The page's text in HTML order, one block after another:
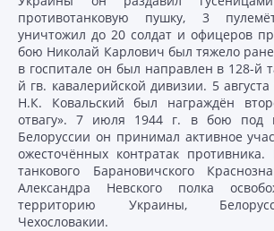
противотанковую пушку, 3
уничтожил до 20 солдат и офицеров
бою Николай Карлович был тяжело
в госпитале он был направлен в 128-й
й гв. кавалерийской дивизии. 5
Н.К. Ковальский был награждён
отвагу». 7 июля 1944 г. в бою под
Белоруссии он принимал активное
ожесточённых контратак противника.
танкового Барановичского
Александра Невского полка
территорию Украины,
Чехословакии.